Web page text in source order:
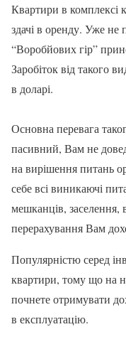
Квартири в комплексі
здачі в оренду. Уже не
“Воробйових гір”
Заробіток від такого
в доларі.
Основна перевага
пасивний, Вам не
на вирішення питань
себе всі виникаючі
мешканців, заселення,
перерахування Вам
Популярністю серед
квартири, тому що на
почнете отримувати
в експлуатацію.